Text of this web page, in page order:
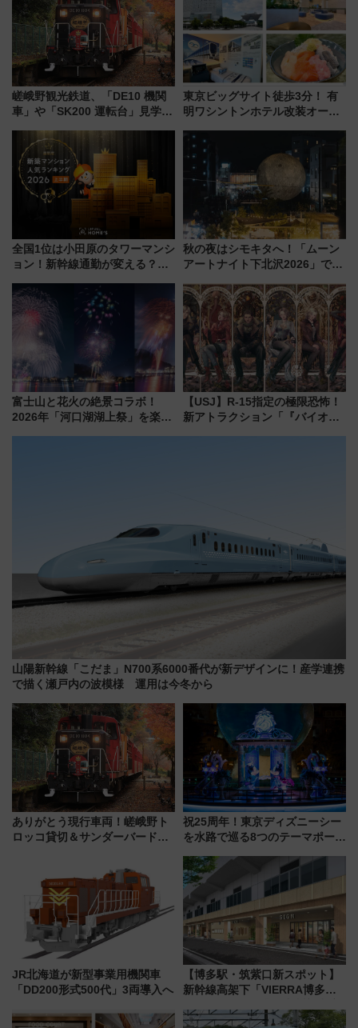
を満喫！
嵯峨野観光鉄道、「DE10 機関
車」や「SK200 運転台」見学ツ
トの一環で激レア体験できちゃ
うかも 参加方法やスケジュール
をご紹介
東京ビッグサイト徒歩3分！ 有
明ワシントンホテル改装オープ
客室」や海鮮丼が人気の朝食ビ
ュッフェを現地レポ
全国1位は小田原のタワーマンシ
ョン！新幹線通勤が変える？
【新築マンション人気ランキン
グ】
秋の夜はシモキタへ！「ムーン
アートナイト下北沢2026」でイ
を満喫しよう
富士山と花火の絶景コラボ！
2026年「河口湖湖上祭」を楽し
【USJ】R-15指定の極限恐怖！
新アトラクション「『バイオハ
山陽新幹線「こだま」N700系6000番代が新デザインに！産学連携
で描く瀬戸内の波模様 運用は今冬から
ありがとう現行車両！嵯峨野ト
ロッコ貸切＆サンダーバードレ
斉藤雪乃＆福原トシヒロと行
く！9月13日「京都の鉄道満喫
ツアー」開催
祝25周年！東京ディズニーシー
を水路で巡る8つのテーマポート
JR北海道が新型事業用機関車
「DD200形式500代」3両導入へ
【博多駅・筑紫口新スポット】
新幹線高架下「VIERRA博多テ
など注目の全6店舗 「博多活憩